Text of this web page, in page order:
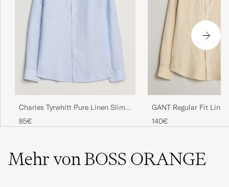
Charles Tyrwhitt Pure Linen Slim
Fit Shirt Sky Blue
85€
GANT Regular Fit
Shirt Oat Beige
140€
Mehr von BOSS ORANGE